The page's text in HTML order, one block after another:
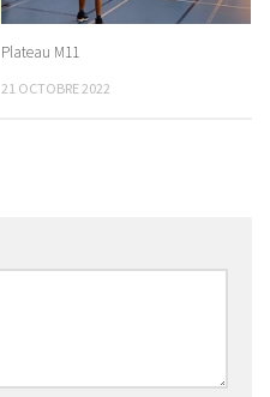
Plateau M11
21 OCTOBRE 2022